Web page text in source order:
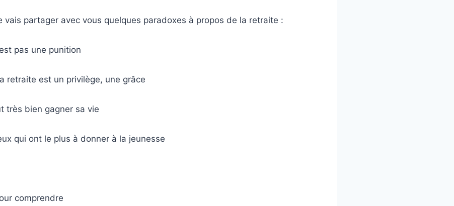
vais partager avec vous quelques paradoxes à propos de la retraite :
pas une punition
retraite est un privilège, une grâce
très bien gagner sa vie
qui ont le plus à donner à la jeunesse
comprendre